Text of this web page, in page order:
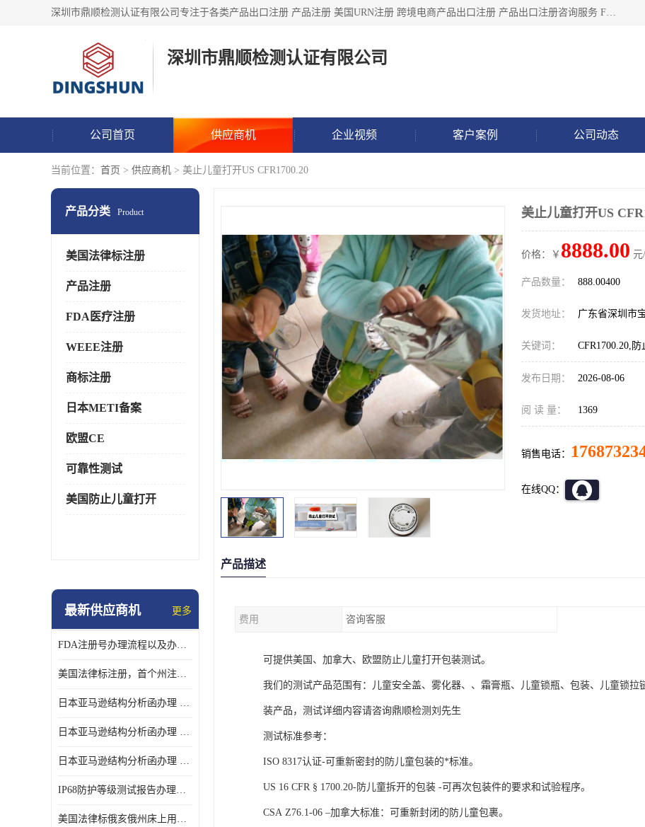
深圳市鼎顺检测认证有限公司专注于各类产品出口注册 产品注册 美国URN注册 跨境电商产品出口注册 产品出口注册咨询服务 FDA食品注册等我们是一家商务服务公司，为客户提供商标注册，本公司实力雄厚，能满足客户多种需求。
深圳市鼎顺检测认证有限公司
公司首页 供应商机 企业视频 客户案例 公司动态
当前位置： 首页 > 供应商机 > 美止儿童打开US CFR1700.20
产品分类 Product
美国法律标注册
产品注册
FDA医疗注册
WEEE注册
商标注册
日本METI备案
欧盟CE
可靠性测试
美国防止儿童打开
最新供应商机 更多
FDA注册号办理流程以及办理周期是多久
美国法律标注册，首个州注册该如何选择
日本亚马逊结构分析函办理 日本亚马逊 电饭煲
日本亚马逊结构分析函办理 日本亚马逊 热水壶等；
日本亚马逊结构分析函办理 日本亚马逊 果汁搅拌机
IP68防护等级测试报告办理标准要求
美国法律标俄亥俄州床上用品许可证讲解！
美止儿童打开US
价格：￥ 8888.00 元
产品数量： 888.00400
发货地址： 广东省深圳市
关键词： CFR1700.20,
发布日期： 2026-08-06
阅 读 量： 1369
销售电话：
在线QQ：
产品描述
费用 咨询客服
可提供美国、加拿大、欧盟防止儿童打开包装测试。
我们的测试产品范围有：儿童安全盖、雾化器、、霜膏瓶、儿童锁瓶、包装、儿童锁拉
装产品，测试详细内容请咨询鼎顺检测刘先生
测试标准参考：
ISO 8317认证-可重新密封的防儿童包装的*标准。
US 16 CFR § 1700.20-防儿童拆开的包装 -可再次包装件的要求和试验程序。
CSA Z76.1-06 –加拿大标准：可重新封闭的防儿童包裹。